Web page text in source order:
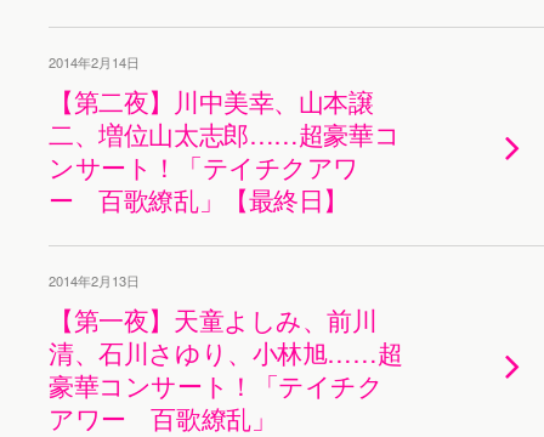
2014年2月14日
【第二夜】川中美幸、山本譲
二、増位山太志郎……超豪華コ
ンサート！「テイチクアワ
ー 百歌繚乱」【最終日】
2014年2月13日
【第一夜】天童よしみ、前川
清、石川さゆり、小林旭……超
豪華コンサート！「テイチク
アワー 百歌繚乱」